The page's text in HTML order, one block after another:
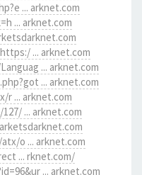
... arknet.com
... arknet.com
... arknet.com
... arknet.com
... arknet.com
r ... arknet.com
... arknet.com
o ... arknet.com
... rknet.com/
... arknet.com